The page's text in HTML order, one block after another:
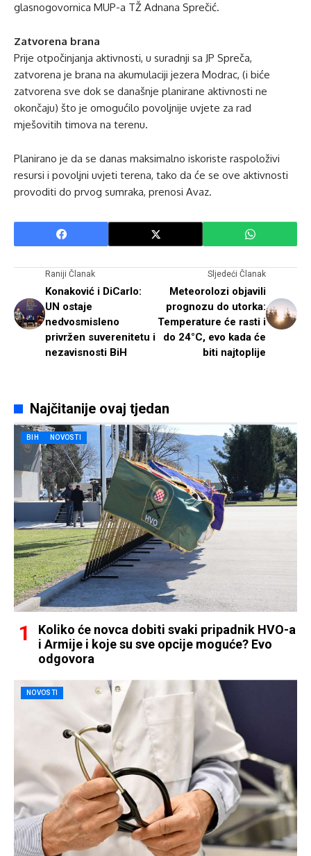
glasnogovornica MUP-a TŽ Adnana Sprečić.
Zatvorena brana
Prije otpočinjanja aktivnosti, u suradnji sa JP Spreča,
zatvorena je brana na akumulaciji jezera Modrac, (i biće
zatvorena sve dok se današnje planirane aktivnosti ne
okončaju) što je omogućilo povoljnije uvjete za rad
mješovitih timova na terenu.
Planirano je da se danas maksimalno iskoriste raspoloživi
resursi i povoljni uvjeti terena, tako da će se ove aktivnosti
provoditi do prvog sumraka, prenosi Avaz.
Raniji Članak
Konaković i DiCarlo:
UN ostaje
nedvosmisleno
privržen suverenitetu i
nezavisnosti BiH
Sljedeći Članak
Meteorolozi objavili
prognozu do utorka:
Temperature će rasti i
do 24°C, evo kada će
biti najtoplije
Najčitanije ovaj tjedan
BIH NOVOSTI
Koliko će novca dobiti svaki pripadnik HVO-a
i Armije i koje su sve opcije moguće? Evo
odgovora
NOVOSTI